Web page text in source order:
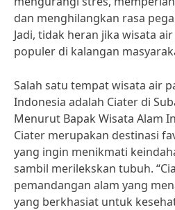
dan menghilangkan rasa
Jadi, tidak heran jika wisata
populer di kalangan
Salah satu tempat wisata air
Indonesia adalah Ciater di
Menurut Bapak Wisata Alam
Ciater merupakan destinasi
yang ingin menikmati
sambil merilekskan tubuh.
pemandangan alam yang
yang berkhasiat untuk